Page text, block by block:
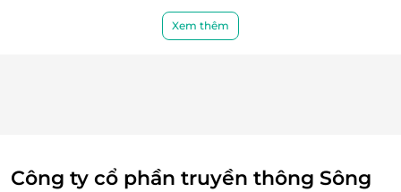
Xem thêm
Công ty cổ phần truyền thông Sông